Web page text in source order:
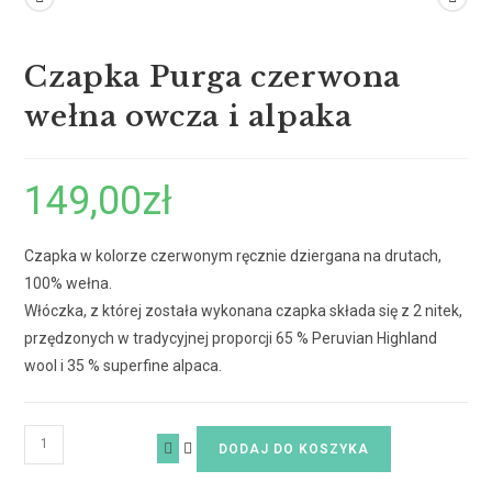
Czapka Purga czerwona
wełna owcza i alpaka
149,00zł
Czapka w kolorze czerwonym ręcznie dziergana na drutach,
100% wełna.
Włóczka, z której została wykonana czapka składa się z 2 nitek,
przędzonych w tradycyjnej proporcji 65 % Peruvian Highland
wool i 35 % superfine alpaca.
DODAJ DO KOSZYKA